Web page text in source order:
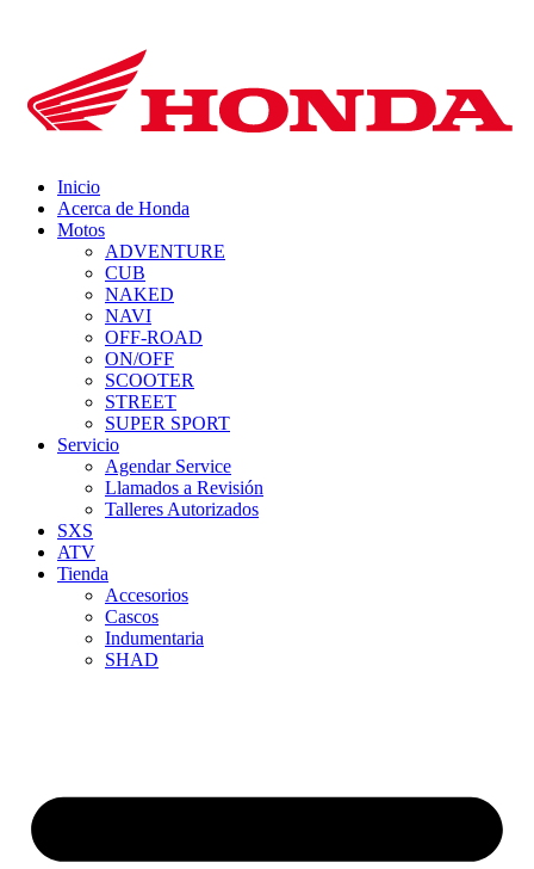
Inicio
Acerca de Honda
Motos
ADVENTURE
CUB
NAKED
NAVI
OFF-ROAD
ON/OFF
SCOOTER
STREET
SUPER SPORT
Servicio
Agendar Service
Llamados a Revisión
Talleres Autorizados
SXS
ATV
Tienda
Accesorios
Cascos
Indumentaria
SHAD